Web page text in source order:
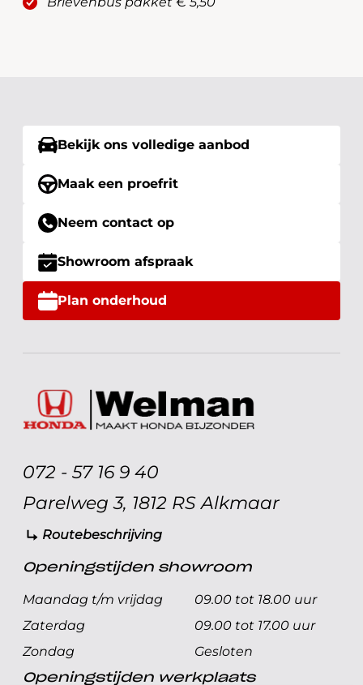
Bekijk ons volledige aanbod
Maak een proefrit
Neem contact op
Showroom afspraak
Plan onderhoud
072 - 57 16 9 40
Parelweg 3, 1812 RS Alkmaar
Routebeschrijving
Openingstijden showroom
Maandag t/m vrijdag
09.00 tot 18.00 uur
Zaterdag
09.00 tot 17.00 uur
Zondag
Gesloten
Openingstijden werkplaats